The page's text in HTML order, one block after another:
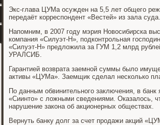
Экс-глава ЦУМа осужден на 5,5 лет общего
передаёт корреспондент «Вестей» из зала суда.
Напомним, в 2007 году мэрия Новосибирска
компания «Силуэт-Н», подконтрольная
«Силуэт-Н» предложила за ГУМ 1,2 млрд
УРАЛСИБ.
Гарантией возврата заемной суммы было
активы «ЦУМа». Заемщик сделал несколько
По данным обвинительного заключения, в
«Сиинто» с ложными сведениями. Оказалось,
нарушение закона об акционерных обществах.
Вернуть банку долг за счет продажи акций